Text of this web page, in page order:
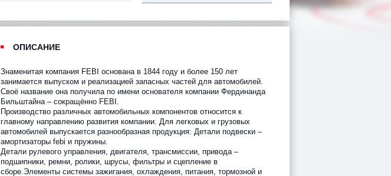
ОПИСАНИЕ
Знаменитая компания FEBI основана в 1844 году и более 150 лет
занимается выпуском и реализацией запасных частей для автомобилей.
Своё название она получила по имени основателя компании Фердинанда
Бильштайна – сокращённо FEBI.
Производство различных автомобильных компонентов относится к
главному направлению развития компании. Для легковых и грузовых
автомобилей выпускается разнообразная продукция: Детали подвески –
амортизаторы febi и пружины.
Детали рулевого управления, двигателя, трансмиссии, привода –
подшипники, ремни, ролики, шрусы, фильтры и сцепление в
сборе.Элементы системы зажигания, охлаждения, питания, тормозной и